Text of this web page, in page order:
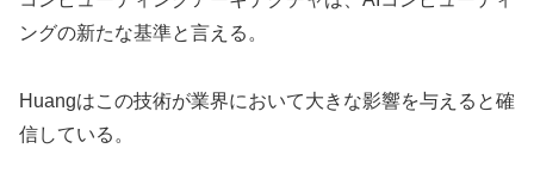
ングの新たな基準と言える。
Huangはこの技術が業界において大きな影響を与えると確
信している。